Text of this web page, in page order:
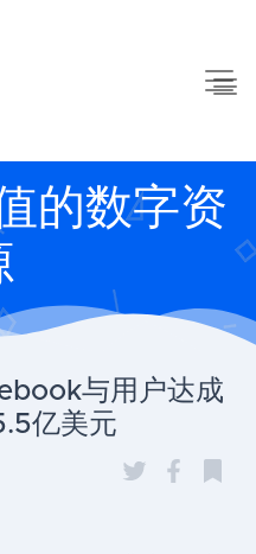
的数字资
与用户达成
亿美元